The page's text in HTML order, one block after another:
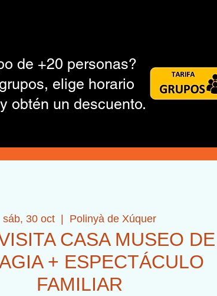
de +20 personas?
elige horario
obtén un descuento.
sáb, 30 oct Polinyà de Xúquer
CASA MUSEO DE
+ ESPECTÁCULO
FAMILIAR